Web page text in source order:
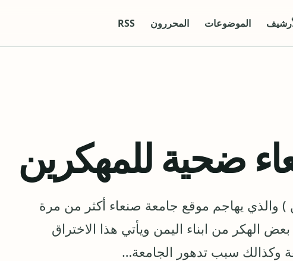
الموضوعات المحررون RSS
ضحية للمهكرين
والذي يهاجم موقع جامعة صنعاء أكثر من مرة
الهكر من ابناء اليمن ويأتي هذا الاختراق
وكذالك سبب تدهور الجامعة…